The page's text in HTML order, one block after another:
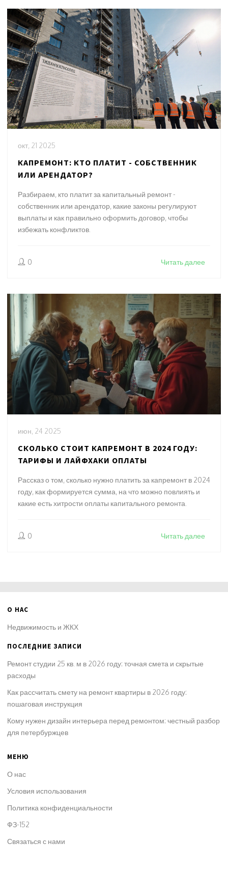
окт, 21 2025
КАПРЕМОНТ: КТО ПЛАТИТ - СОБСТВЕННИК
ИЛИ АРЕНДАТОР?
Разбираем, кто платит за капитальный ремонт -
собственник или арендатор, какие законы регулируют
выплаты и как правильно оформить договор, чтобы
избежать конфликтов.
0 Читать далее
июн, 24 2025
СКОЛЬКО СТОИТ КАПРЕМОНТ В 2024 ГОДУ:
ТАРИФЫ И ЛАЙФХАКИ ОПЛАТЫ
Рассказ о том, сколько нужно платить за капремонт в 2024
году, как формируется сумма, на что можно повлиять и
какие есть хитрости оплаты капитального ремонта.
0 Читать далее
О НАС
Недвижимость и ЖКХ
ПОСЛЕДНИЕ ЗАПИСИ
Ремонт студии 25 кв. м в 2026 году: точная смета и скрытые
расходы
Как рассчитать смету на ремонт квартиры в 2026 году:
пошаговая инструкция
Кому нужен дизайн интерьера перед ремонтом: честный разбор
для петербуржцев
МЕНЮ
О нас
Условия использования
Политика конфиденциальности
ФЗ-152
Связаться с нами